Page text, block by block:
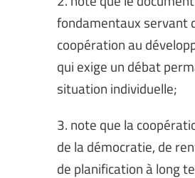
fondamentaux servant
coopération au
qui exige un débat
situation individuelle;
3. note que la
de la démocratie, de
de planification à long